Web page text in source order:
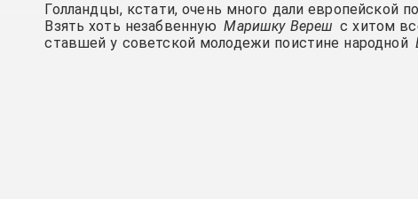
Голландцы, кстати, очень много дали европейской
Взять хоть незабвенную Маришку Вереш с хитом
ставшей у советской молодежи поистине народной